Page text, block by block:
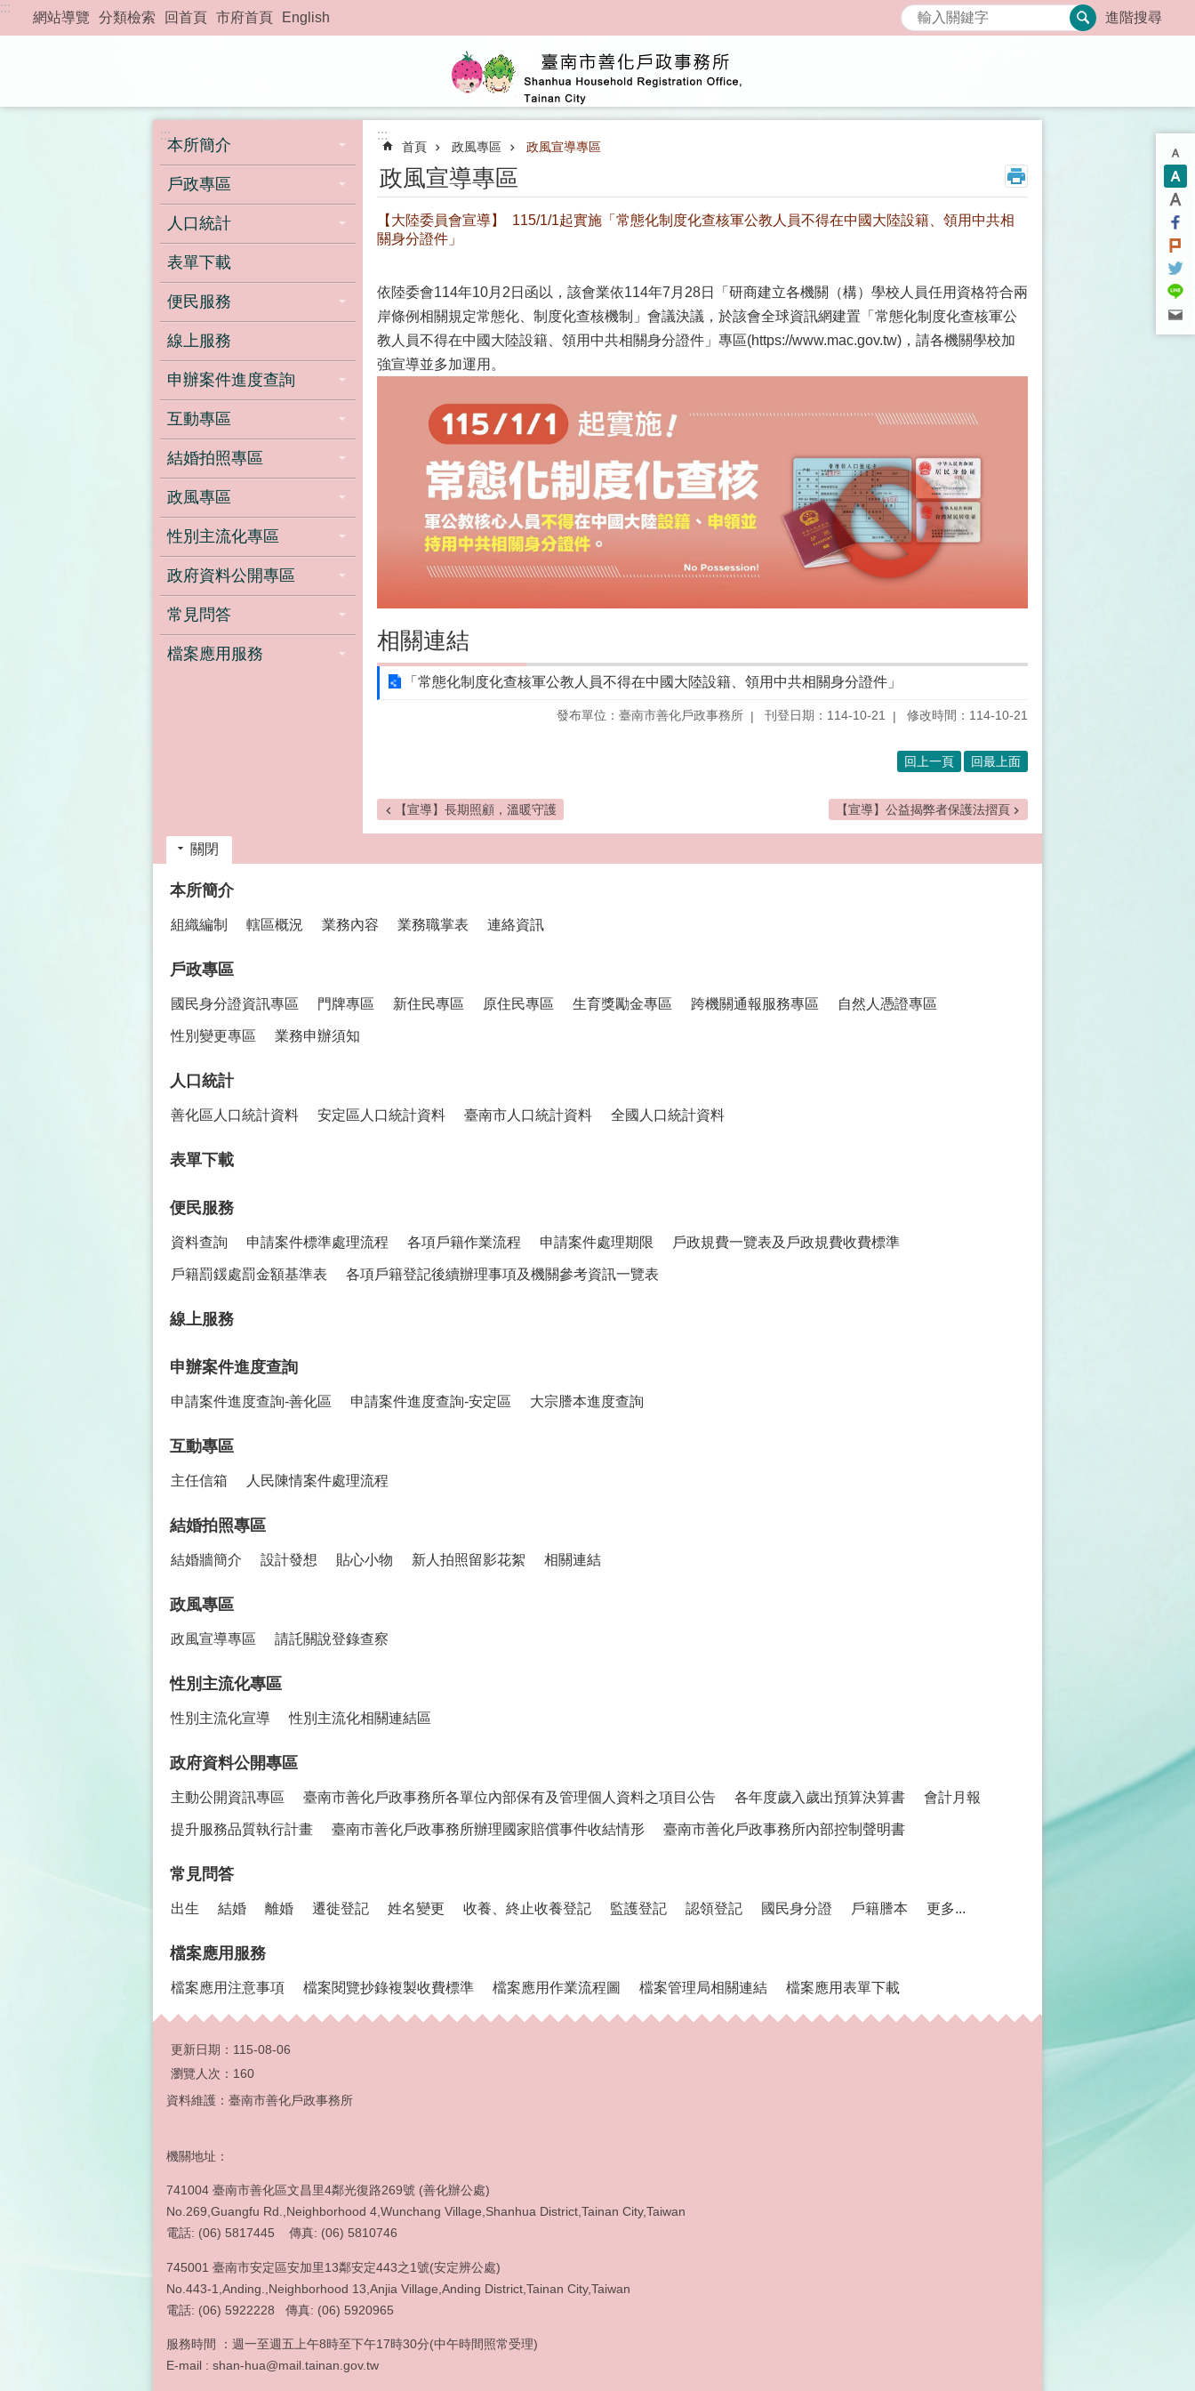
跳到主要內容區塊
:::
網站導覽 分類檢索 回首頁 市府首頁 English 搜尋 進階搜尋
:::
本所簡介
戶政專區
人口統計
表單下載
便民服務
線上服務
申辦案件進度查詢
互動專區
結婚拍照專區
政風專區
性別主流化專區
政府資料公開專區
常見問答
檔案應用服務
:::
首頁 政風專區 政風宣導專區
政風宣導專區
【大陸委員會宣導】 115/1/1起實施「常態化制度化查核軍公教人員不得在中國大陸設籍、領用中共相
關身分證件」
依陸委會114年10月2日函以，該會業依114年7月28日「研商建立各機關（構）學校人員任用資格符合兩
岸條例相關規定常態化、制度化查核機制」會議決議，於該會全球資訊網建置「常態化制度化查核軍公
教人員不得在中國大陸設籍、領用中共相關身分證件」專區(https://www.mac.gov.tw)，請各機關學校加
強宣導並多加運用。
相關連結
「常態化制度化查核軍公教人員不得在中國大陸設籍、領用中共相關身分證件」
發布單位：臺南市善化戶政事務所 刊登日期：114-10-21 修改時間：114-10-21
回上一頁 回最上面
【宣導】長期照顧，溫暖守護 【宣導】公益揭弊者保護法摺頁
關閉
本所簡介
組織編制 轄區概況 業務內容 業務職掌表 連絡資訊
戶政專區
國民身分證資訊專區 門牌專區 新住民專區 原住民專區 生育獎勵金專區 跨機關通報服務專區 自然人憑證專區
性別變更專區 業務申辦須知
人口統計
善化區人口統計資料 安定區人口統計資料 臺南市人口統計資料 全國人口統計資料
表單下載
便民服務
資料查詢 申請案件標準處理流程 各項戶籍作業流程 申請案件處理期限 戶政規費一覽表及戶政規費收費標準
戶籍罰鍰處罰金額基準表 各項戶籍登記後續辦理事項及機關參考資訊一覽表
線上服務
申辦案件進度查詢
申請案件進度查詢-善化區 申請案件進度查詢-安定區 大宗謄本進度查詢
互動專區
主任信箱 人民陳情案件處理流程
結婚拍照專區
結婚牆簡介 設計發想 貼心小物 新人拍照留影花絮 相關連結
政風專區
政風宣導專區 請託關說登錄查察
性別主流化專區
性別主流化宣導 性別主流化相關連結區
政府資料公開專區
主動公開資訊專區 臺南市善化戶政事務所各單位內部保有及管理個人資料之項目公告 各年度歲入歲出預算決算書 會計月報
提升服務品質執行計畫 臺南市善化戶政事務所辦理國家賠償事件收結情形 臺南市善化戶政事務所內部控制聲明書
常見問答
出生 結婚 離婚 遷徙登記 姓名變更 收養、終止收養登記 監護登記 認領登記 國民身分證 戶籍謄本 更多...
檔案應用服務
檔案應用注意事項 檔案閱覽抄錄複製收費標準 檔案應用作業流程圖 檔案管理局相關連結 檔案應用表單下載
更新日期： 115-08-06
瀏覽人次： 160
資料維護：臺南市善化戶政事務所
機關地址：
741004 臺南市善化區文昌里4鄰光復路269號 (善化辦公處)
No.269,Guangfu Rd.,Neighborhood 4,Wunchang Village,Shanhua District,Tainan City,Taiwan
電話: (06) 5817445 傳真: (06) 5810746
745001 臺南市安定區安加里13鄰安定443之1號(安定辨公處)
No.443-1,Anding.,Neighborhood 13,Anjia Village,Anding District,Tainan City,Taiwan
電話: (06) 5922228 傳真: (06) 5920965
服務時間 ：週一至週五上午8時至下午17時30分(中午時間照常受理)
E-mail : shan-hua@mail.tainan.gov.tw